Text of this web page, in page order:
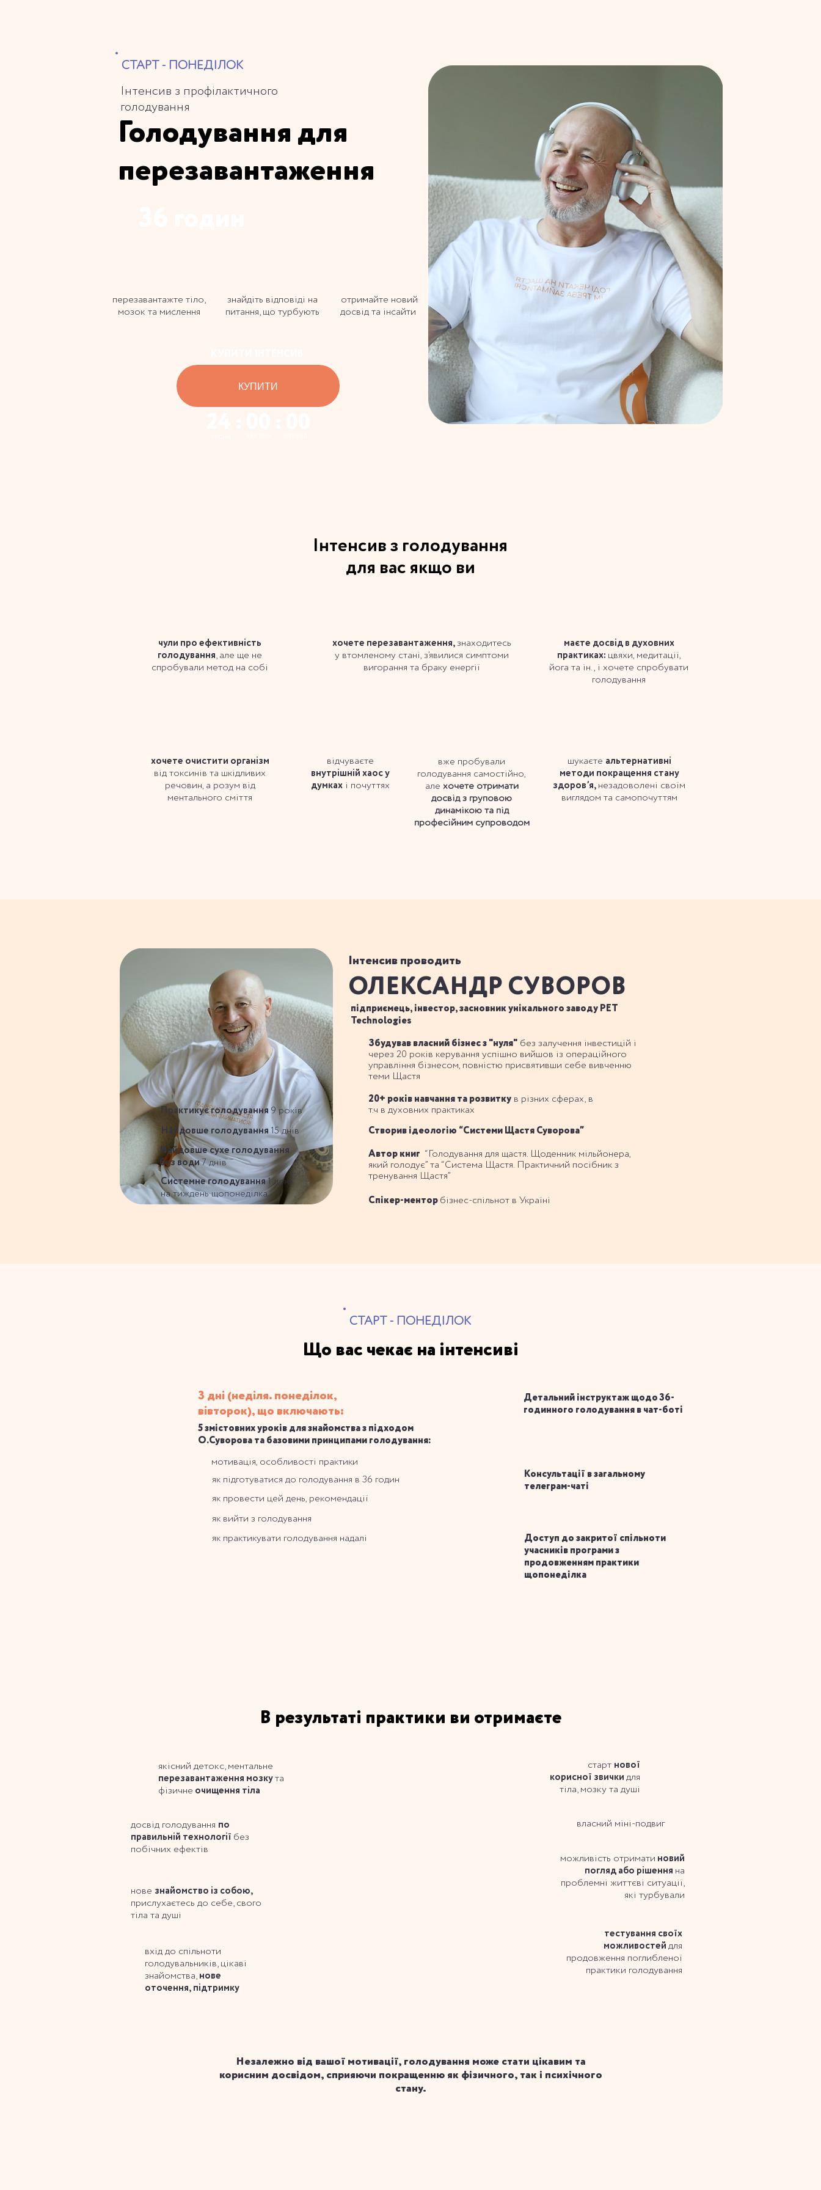
СТАРТ - ПОНЕДІЛОК
Інтенсив з профілактичного
голодування
Голодування для
перезавантаження
перезавантажте тіло,
мозок та мислення
знайдіть відповіді на
питання, що турбують
отримайте новий
досвід та інсайти
КУПИТИ
Інтенсив з голодування
для вас якщо ви
чули про ефективність
голодування, але ще не
спробували метод на собі
хочете перезавантаження,знаходитесь
у втомленому стані, з’явилися симптоми
вигорання та браку енергії
маєте досвід в духовних
практиках: цвяхи, медитації,
йога та ін., і хочете спробувати
голодування
хочете очистити організм
від токсинів та шкідливих
речовин, а розум від
ментального сміття
відчуваєте
внутрішній хаос у
думкахі почуттях
вже пробували
голодування самостійно,
але хочете отримати
досвід з груповою
динамікою та під
професійним супроводом
шукаєте альтернативні
методи покращення стану
здоровʼя, незадоволені своїм
виглядом та самопочуттям
Практикує голодування 9 років
Найдовше голодування 15 днів
Найдовше сухе голодування
без води7 днів
Системне голодування1 день
на тиждень щопонеділка
Інтенсив проводить
ОЛЕКСАНДР СУВОРОВ
підприємець, інвестор, засновник унікального заводу PET
Technologies
Збудував власний бізнес з "нуля" без залучення інвестицій і
через 20 років керування успішно вийшов із операційного
управління бізнесом, повністю присвятивши себе вивченню
теми Щастя
20+ років навчання та розвитку в різних сферах, в
т.ч в духовних практиках
Створив ідеологію “Системи Щастя Суворова”
Автор книг “Голодування для щастя. Щоденник мільйонера,
який голодує” та “Система Щастя. Практичний посібник з
тренування Щастя”
Спікер-ментор бізнес-спільнот в Україні
СТАРТ - ПОНЕДІЛОК
Що вас чекає на інтенсиві
3 дні (неділя. понеділок,
вівторок), що включають:
5 змістовних уроків для знайомства з підходом
О.Суворова та базовими принципами голодування:
мотивація, особливості практики
як підготуватися до голодування в 36 годин
як провести цей день, рекомендації
як вийти з голодування
як практикувати голодування надалі
Детальний інструктаж щодо 36-
годинного голодування в чат-боті
Консультації в загальному
телеграм-чаті
Доступ до закритої спільноти
учасників програми з
продовженням практики
щопонеділка
якісний детокс, ментальне
перезавантаження мозкута
фізичне очищення тіла
досвід голодування по
правильній технології без
побічних ефектів
нове знайомство із собою,
прислухаєтесь до себе, свого
тіла та душі
вхід до спільноти
голодувальників, цікаві
знайомства, нове
оточення, підтримку
старт нової
корисної звички для
тіла, мозку та душі
власний міні-подвиг
можливість отримати новий
погляд або рішення на
проблемні життєві ситуації,
які турбували
тестування своїх
можливостей для
продовження поглибленої
практики голодування
В результаті практики ви отримаєте
Незалежно від вашої мотивації, голодування може стати цікавим та
корисним досвідом, сприяючи покращенню як фізичного, так і психічного
стану.